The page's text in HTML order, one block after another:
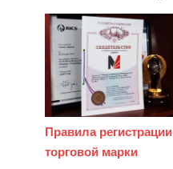
Правила регистрации
торговой марки